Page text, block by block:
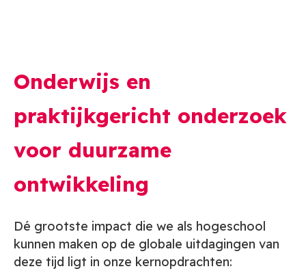
Onderwijs en
praktijkgericht onderzoek
voor duurzame
ontwikkeling
Dé grootste impact die we als hogeschool
kunnen maken op de globale uitdagingen van
deze tijd ligt in onze kernopdrachten: